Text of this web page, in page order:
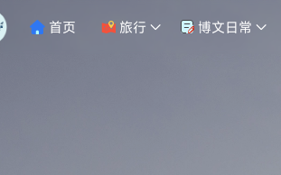
首页 旅行 博文日常